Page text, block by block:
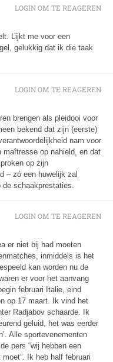
Lijkt me voor een
gelukkig dat ik die taak
LOGIN OM TE REAGEREN
brengen als pleidooi voor
bekend dat zijn (eerste)
nam voor
maîtresse op nahield, en dat
op zijn
– zó een huwelijk zal
de schaakprestaties.
LOGIN OM TE REAGEREN
er niet bij had moeten
inmiddels is het
kan worden nu de
er voor het aanvang
februari Italie, eind
op 17 maart. Ik vind het
Radjabov schaarde. Ik
geluid, het was eerder
Alle sportevenementen
pers “wij hebben een
Ik heb half februari
LOGIN OM TE REAGEREN